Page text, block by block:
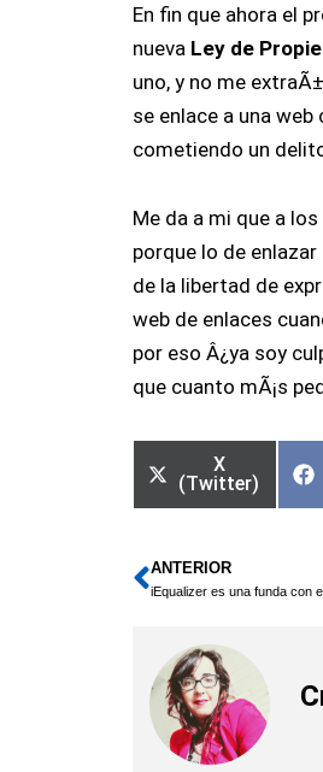
En fin que ahora el
nueva Ley de
uno, y no me
se enlace a una
cometiendo un
Me da a mi que a
porque lo de
de la libertad de
web de enlaces
por eso Â¿ya soy
que cuanto mÃ¡s
X
(Twitter)
Ant
ANTERIOR
iEqualizer es una funda con